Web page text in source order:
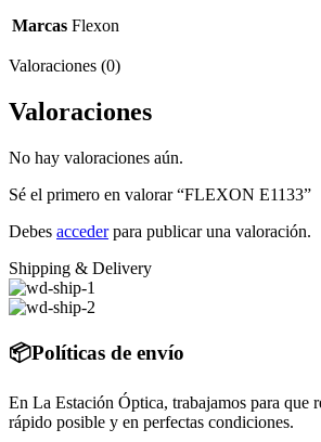
Marcas Flexon
Valoraciones (0)
Valoraciones
No hay valoraciones aún.
Sé el primero en valorar “FLEXON E1133”
Debes accederpara publicar una valoración.
Shipping & Delivery
📦Políticas de envío
En La Estación Óptica, trabajamos para que
rápido posible y en perfectas condiciones.